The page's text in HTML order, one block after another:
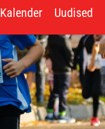
Kalender Uudised